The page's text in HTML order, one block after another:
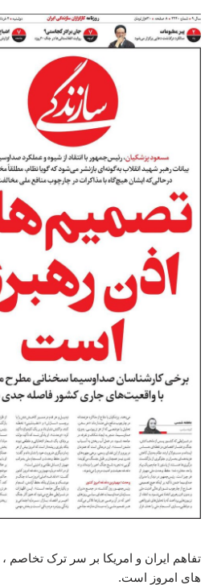
تفاهم ایران و امریکا بر سر ترک تخاصم ،
های امروز است.